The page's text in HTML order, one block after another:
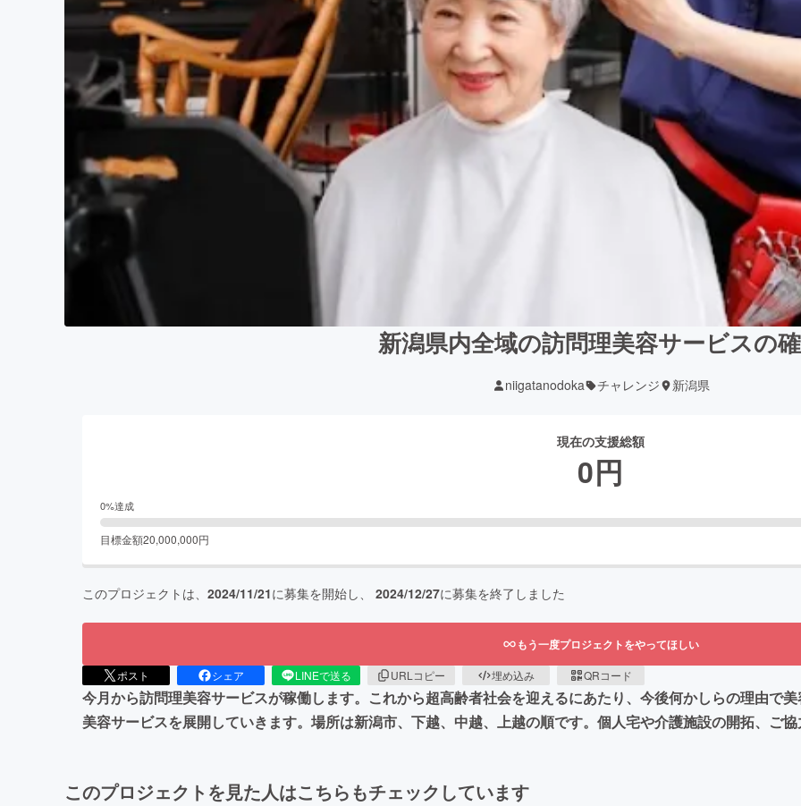
新潟県内全域の訪問理美容サービスの
niigatanodoka チャレンジ 新潟県
現在の支援総額
0円
0%達成
目標金額20,000,000円
このプロジェクトは、 2024/11/21に募集を開始し、 2024/12/27に募集を終了しました
もう一度プロジェクトをやってほしい
ポスト シェア LINEで送る URLコピー 埋め込み QRコード
今月から訪問理美容サービスが稼働します。これから超高齢者社会を迎えるにあたり、今後何かしらの理由で
美容サービスを展開していきます。場所は新潟市、下越、中越、上越の順です。個人宅や介護施設の開拓、ご
このプロジェクトを見た人はこちらもチェックしています